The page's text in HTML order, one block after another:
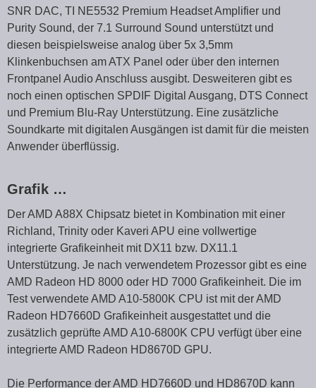
SNR DAC, TI NE5532 Premium Headset Amplifier und
Purity Sound, der 7.1 Surround Sound unterstützt und
diesen beispielsweise analog über 5x 3,5mm
Klinkenbuchsen am ATX Panel oder über den internen
Frontpanel Audio Anschluss ausgibt. Desweiteren gibt es
noch einen optischen SPDIF Digital Ausgang, DTS Connect
und Premium Blu-Ray Unterstützung. Eine zusätzliche
Soundkarte mit digitalen Ausgängen ist damit für die meisten
Anwender überflüssig.
Grafik …
Der AMD A88X Chipsatz bietet in Kombination mit einer
Richland, Trinity oder Kaveri APU eine vollwertige
integrierte Grafikeinheit mit DX11 bzw. DX11.1
Unterstützung. Je nach verwendetem Prozessor gibt es eine
AMD Radeon HD 8000 oder HD 7000 Grafikeinheit. Die im
Test verwendete AMD A10-5800K CPU ist mit der AMD
Radeon HD7660D Grafikeinheit ausgestattet und die
zusätzlich geprüfte AMD A10-6800K CPU verfügt über eine
integrierte AMD Radeon HD8670D GPU.
Die Performance der AMD HD7660D und HD8670D kann